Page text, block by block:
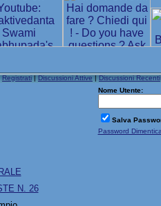
Registrati|Discussioni Attive|Discussioni Recenti
Nome Utente:
Salva
Password
N. 26